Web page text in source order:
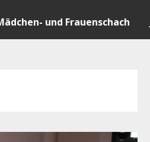
und Frauenschach